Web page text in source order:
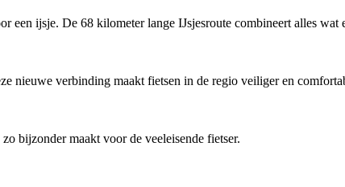
ijsje. De 68 kilometer lange IJsjesroute combineert alles wat
nieuwe verbinding maakt fietsen in de regio veiliger en
bijzonder maakt voor de veeleisende fietser.